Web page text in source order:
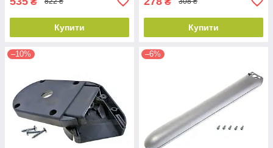
Купити Купити
–10% –6%